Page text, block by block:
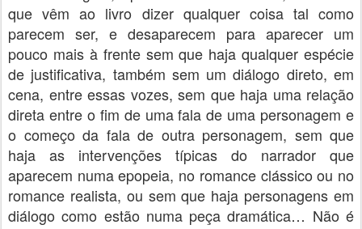
que vêm ao livro dizer qualquer coisa tal como
parecem ser, e desaparecem para aparecer um
pouco mais à frente sem que haja qualquer espécie
de justificativa, também sem um diálogo direto, em
cena, entre essas vozes, sem que haja uma relação
direta entre o fim de uma fala de uma personagem e
o começo da fala de outra personagem, sem que
haja as intervenções típicas do narrador que
aparecem numa epopeia, no romance clássico ou no
romance realista, ou sem que haja personagens em
diálogo como estão numa peça dramática… Não é